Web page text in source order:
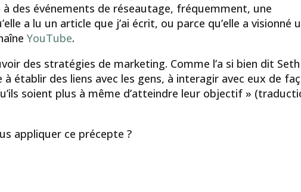
des événements de réseautage, fréquemment, une
a lu un article que j’ai écrit, ou parce qu’elle a visionné
YouTube.
des stratégies de marketing. Comme l’a si bien dit Seth
établir des liens avec les gens, à interagir avec eux de
soient plus à même d’atteindre leur objectif »
appliquer ce précepte ?